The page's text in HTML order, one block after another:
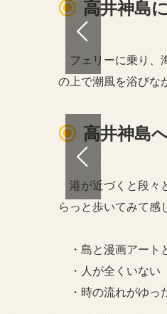
高井神島
フェリーに乗り、
の上で潮風を浴びな
高井神島
港が近づくと段々
らっと歩いてみて感
・島と漫画アート
・人が全くいない
・時の流れがゆっ